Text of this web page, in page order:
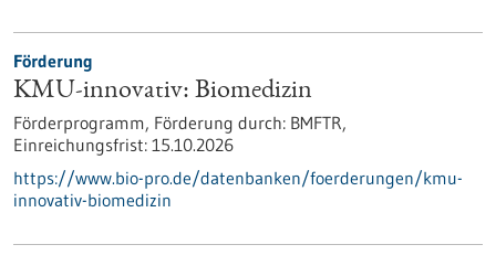
Förderung
KMU-innovativ: Biomedizin
Förderprogramm, Förderung durch: BMFTR,
Einreichungsfrist: 15.10.2026
https://www.bio-pro.de/datenbanken/foerderungen/kmu-
innovativ-biomedizin